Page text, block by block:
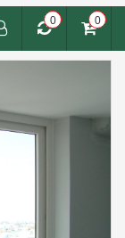
0
0